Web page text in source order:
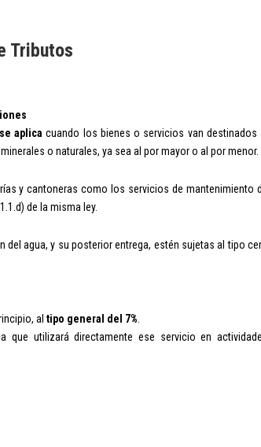
Tributos
aplica cuando los bienes o servicios van destinados
o naturales, ya sea al por mayor o al por menor.
y cantoneras como los servicios de mantenimiento
de la misma ley.
del agua, y su posterior entrega, estén sujetas al tipo
al tipo general del 7%
utilizará directamente ese servicio en